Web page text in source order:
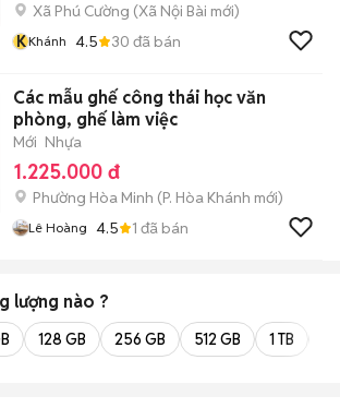
Xã Phú Cường (Xã Nội Bài mới)
KKhánh 4.5 30 đã bán
Các mẫu ghế công thái học văn
phòng, ghế làm việc
Mới Nhựa
1.225.000 đ
Phường Hòa Minh (P. Hòa Khánh mới)
Lê Hoàng 4.5 1 đã bán
lượng nào ?
128 GB 256 GB 512 GB 1 TB